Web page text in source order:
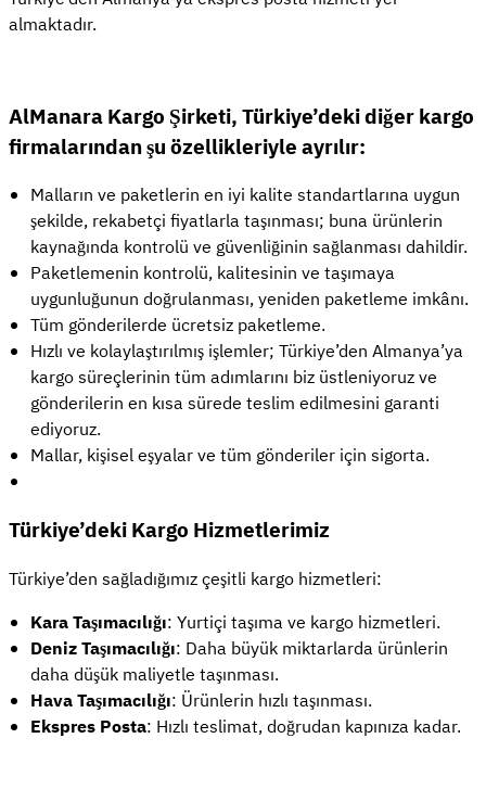
almaktadır.
AlManara Kargo Şirketi, Türkiye’deki diğer kargo
firmalarından şu özellikleriyle ayrılır:
Malların ve paketlerin en iyi kalite standartlarına uygun
şekilde, rekabetçi fiyatlarla taşınması; buna ürünlerin
kaynağında kontrolü ve güvenliğinin sağlanması dahildir.
Paketlemenin kontrolü, kalitesinin ve taşımaya
uygunluğunun doğrulanması, yeniden paketleme imkânı.
Tüm gönderilerde ücretsiz paketleme.
Hızlı ve kolaylaştırılmış işlemler; Türkiye’den Almanya’ya
kargo süreçlerinin tüm adımlarını biz üstleniyoruz ve
gönderilerin en kısa sürede teslim edilmesini garanti
ediyoruz.
Mallar, kişisel eşyalar ve tüm gönderiler için sigorta.
Türkiye’deki Kargo Hizmetlerimiz
Türkiye’den sağladığımız çeşitli kargo hizmetleri:
Kara Taşımacılığı: Yurtiçi taşıma ve kargo hizmetleri.
Deniz Taşımacılığı: Daha büyük miktarlarda ürünlerin
daha düşük maliyetle taşınması.
Hava Taşımacılığı: Ürünlerin hızlı taşınması.
Ekspres Posta: Hızlı teslimat, doğrudan kapınıza kadar.